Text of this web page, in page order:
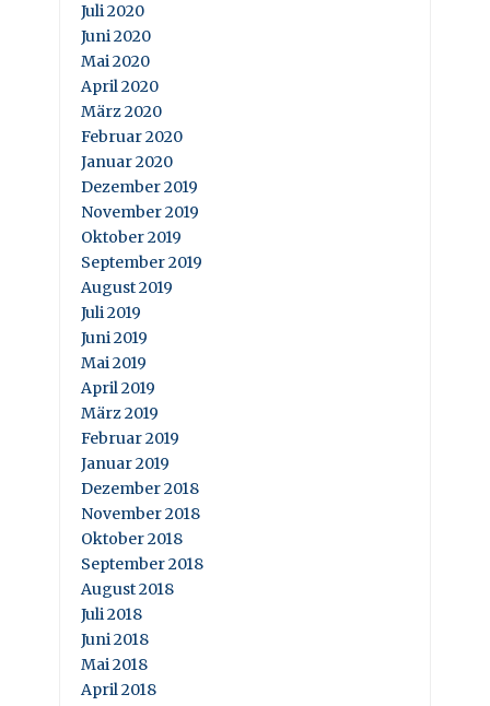
Juli 2020
Juni 2020
Mai 2020
April 2020
März 2020
Februar 2020
Januar 2020
Dezember 2019
November 2019
Oktober 2019
September 2019
August 2019
Juli 2019
Juni 2019
Mai 2019
April 2019
März 2019
Februar 2019
Januar 2019
Dezember 2018
November 2018
Oktober 2018
September 2018
August 2018
Juli 2018
Juni 2018
Mai 2018
April 2018